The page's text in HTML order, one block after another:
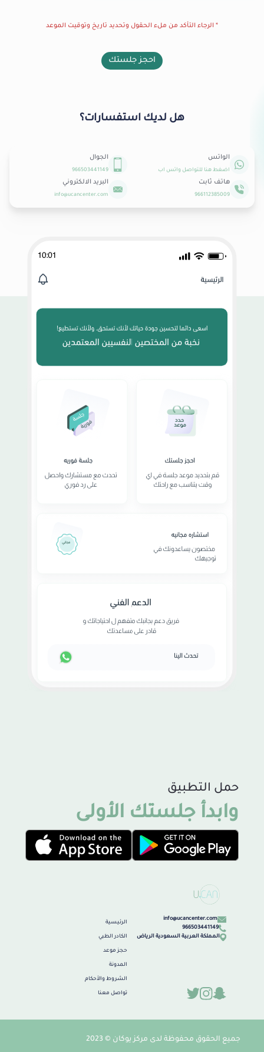
* الرجاء التأكد من ملء الحقول وتحديد تاريخ وتوقيت الموعد
احجز جلستك
هل لديك استفسارات؟
الواتس
اضغط هنا للتواصل واتس اب
الجوال
966503441149
هاتف ثابت
966112385009
البريد الالكتروني
info@ucancenter.com
info@ucancenter.com
966503441149
المملكة العربية السعودية الرياض
الرئيسية
الكادر الطبي
حجز موعد
المدونة
الشروط والأحكام
تواصل معنا
حمل التطبيق
وابدأ جلستك الأولى
جميع الحقوق محفوظة لدى مركز يوكان © 2023